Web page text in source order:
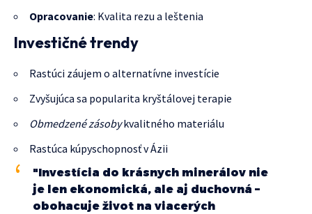
Opracovanie: Kvalita rezu a leštenia
Investičné trendy
Rastúci záujem o alternatívne investície
Zvyšujúca sa popularita kryštálovej terapie
Obmedzené zásobykvalitného materiálu
Rastúca kúpyschopnosť v Ázii
"Investícia do krásnych minerálov nie
je len ekonomická, ale aj duchovná –
obohacuje život na viacerých